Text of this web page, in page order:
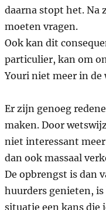
daarna stopt het. Na
moeten vragen.
Ook kan dit
particulier, kan om
Youri niet meer in
Er zijn genoeg
maken. Door
niet interessant
dan ook massaal
De opbrengst is dan
huurders genieten,
situatie een kans die